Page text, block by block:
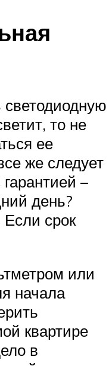
светодиодную
то не
ее
же следует
–
день?
Если срок
или
начала
квартире
в